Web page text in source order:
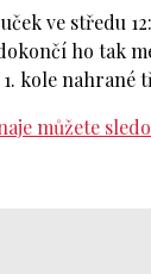
ve středu
ho tak
kole nahrané
můžete